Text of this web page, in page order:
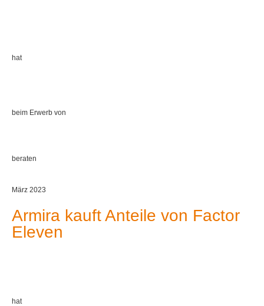
hat
beim Erwerb von
beraten
März 2023
Armira kauft Anteile von Factor
Eleven
hat